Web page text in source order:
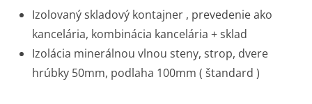
Izolovaný skladový kontajner , prevedenie ako
kancelária, kombinácia kancelária + sklad
Izolácia minerálnou vlnou steny, strop, dvere
hrúbky 50mm, podlaha 100mm ( štandard )